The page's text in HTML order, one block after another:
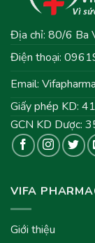
Địa chỉ: 80/6 Ba
Điện thoại:
Email:
Giấy phép KD:
GCN KD Dược:
VIFA
Giới thiệu